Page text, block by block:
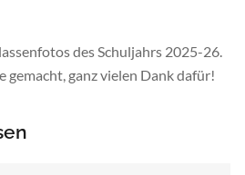
des Schuljahrs 2025-26.
gemacht, ganz vielen Dank dafür!